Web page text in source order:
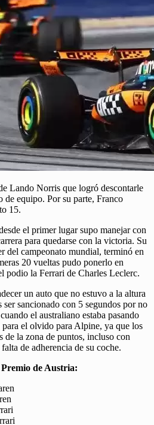
Lando Norris que logró descontarle
de equipo. Por su parte, Franco
15.
el primer lugar supo manejar con
para quedarse con la victoria. Su
del campeonato mundial, terminó en
20 vueltas pudo ponerlo en
podio la Ferrari de Charles Leclerc.
un auto que no estuvo a la altura
sancionado con 5 segundos por no
el australiano estaba pasando
el olvido para Alpine, ya que los
de la zona de puntos, incluso con
de adherencia de su coche.
de Austria: